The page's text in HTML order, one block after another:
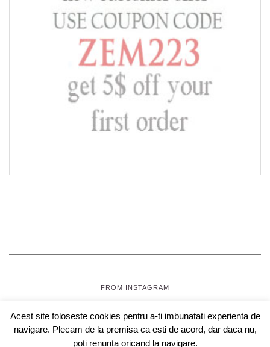
FROM INSTAGRAM
SEPTEMBRIE, JOI
- OAZA PENTRU FETE
Acest site foloseste cookies pentru a-ti imbunatati experienta de
navigare. Plecam de la premisa ca esti de acord, dar daca nu,
poti renunta oricand la navigare.